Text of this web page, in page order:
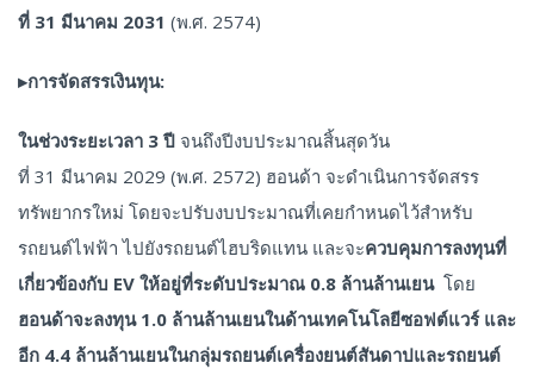
ที่ 31 มีนาคม 2031 (พ.ศ. 2574)
▸การจัดสรรเงินทุน:
ในช่วงระยะเวลา 3 ปี จนถึงปีงบประมาณสิ้นสุดวัน
ที่ 31 มีนาคม 2029 (พ.ศ. 2572) ฮอนด้า จะดำเนินการจัดสรร
ทรัพยากรใหม่ โดยจะปรับงบประมาณที่เคยกำหนดไว้สำหรับ
รถยนต์ไฟฟ้า ไปยังรถยนต์ไฮบริดแทน และจะควบคุมการลงทุนที่
เกี่ยวข้องกับ EV ให้อยู่ที่ระดับประมาณ 0.8 ล้านล้านเยนโดย
ฮอนด้าจะลงทุน 1.0 ล้านล้านเยนในด้านเทคโนโลยีซอฟต์แวร์ และ
อีก 4.4 ล้านล้านเยนในกลุ่มรถยนต์เครื่องยนต์สันดาปและรถยนต์